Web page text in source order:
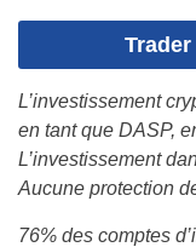
L’investissement
en tant que DASP,
L’investissement
Aucune protection
76% des comptes